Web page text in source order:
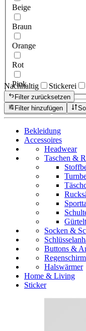
Beige
Braun
Orange
Rot
Pink
Zurücksetzen Produkte
Nachhaltig Stickerei
Filter zurücksetzen
Filter hinzufügen
Bekleidung
Accessoires
Headwear
Taschen &
Socken &
Buttons &
Halswärmer
Home & Living
Sticker